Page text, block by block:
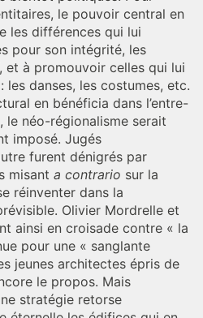
le pouvoir central en
les différences qui lui
pour son intégrité, les
et à promouvoir celles qui lui
les danses, les costumes, etc.
en bénéficia dans l’entre-
le néo-régionalisme serait
imposé. Jugés
furent dénigrés par
misant a contrario sur la
réinventer dans la
Olivier Mordrelle et
ainsi en croisade contre « la
pour une « sanglante
jeunes architectes épris de
le propos. Mais
stratégie retorse